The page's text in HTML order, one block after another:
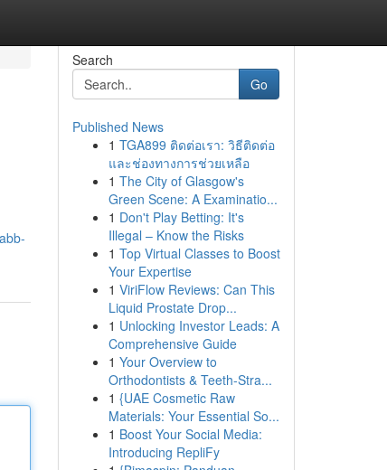
Search
Go
Published News
1 TGA899 ติดต่อเรา: วิธีติดต่อ
และช่องทางการช่วยเหลือ
1 The City of Glasgow's
Green Scene: A Examinatio...
1 Don't Play Betting: It's
Illegal – Know the Risks
1 Top Virtual Classes to Boost
Your Expertise
1 ViriFlow Reviews: Can This
Liquid Prostate Drop...
1 Unlocking Investor Leads: A
Comprehensive Guide
1 Your Overview to
Orthodontists & Teeth-Stra...
1 {UAE Cosmetic Raw
Materials: Your Essential So...
1 Boost Your Social Media:
Introducing RepliFy